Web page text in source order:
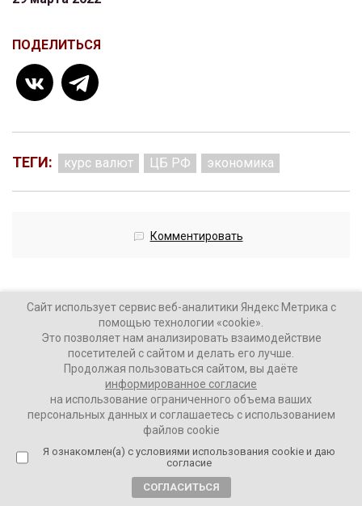
ПОДЕЛИТЬСЯ
ТЕГИ: курс валют ЦБ РФ экономика
Комментировать
Мединский и Арахамия начали
встречу в Стамбуле
ВАШИ НОВОСТИ
Глава российской делегации и помощник президента
Российской ФедерацииВладимир Мединский
Сайт использует сервис веб-аналитики Яндекс Метрика с
помощью технологии «cookie».
Это позволяет нам анализировать взаимодействие
посетителей с сайтом и делать его лучше.
Продолжая пользоваться сайтом, вы даёте
информированное согласие
на использование ограниченного объема ваших
персональных данных и соглашаетесь с использованием
файлов cookie
Я ознакомлен(а) с условиями использования cookie и даю
согласие
СОГЛАСИТЬСЯ